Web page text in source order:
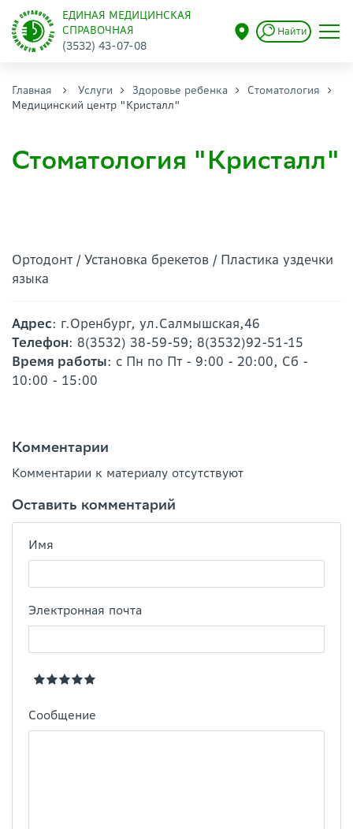
ЕДИНАЯ МЕДИЦИНСКАЯ
СПРАВОЧНАЯ
(3532) 43-07-08
Найти
Главная Услуги Здоровье ребенка
Стоматология
Медицинский центр "Кристалл"
Стоматология "Кристалл"
Ортодонт / Установка брекетов / Пластика уздечки
языка
Адрес: г.Оренбург, ул.Салмышская,46
Телефон: 8(3532) 38-59-59; 8(3532)92-51-15
Время работы: с Пн по Пт - 9:00 - 20:00, Сб -
10:00 - 15:00
Комментарии
Комментарии к материалу отсутствуют
Оставить комментарий
Имя
Электронная почта
Сообщение